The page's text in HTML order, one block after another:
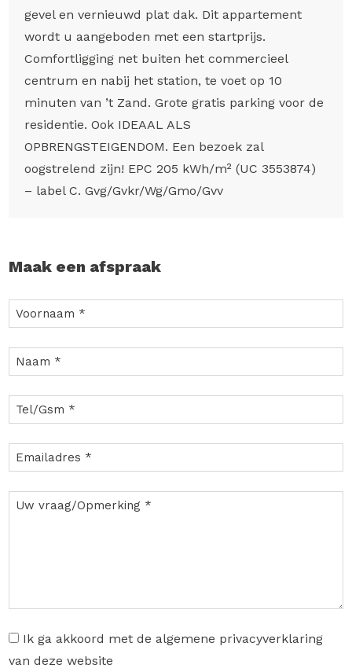
gevel en vernieuwd plat dak. Dit appartement
wordt u aangeboden met een startprijs.
Comfortligging net buiten het commercieel
centrum en nabij het station, te voet op 10
minuten van ’t Zand. Grote gratis parking voor de
residentie. Ook IDEAAL ALS
OPBRENGSTEIGENDOM. Een bezoek zal
oogstrelend zijn! EPC 205 kWh/m² (UC 3553874)
– label C. Gvg/Gvkr/Wg/Gmo/Gvv
Maak een afspraak
Ik ga akkoord met de algemene privacyverklaring
van deze website